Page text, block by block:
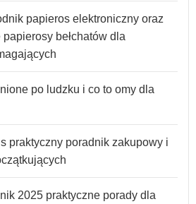
papieros elektroniczny oraz
bełchatów dla
po ludzku i co to omy dla
praktyczny poradnik zakupowy i
2025 praktyczne porady dla